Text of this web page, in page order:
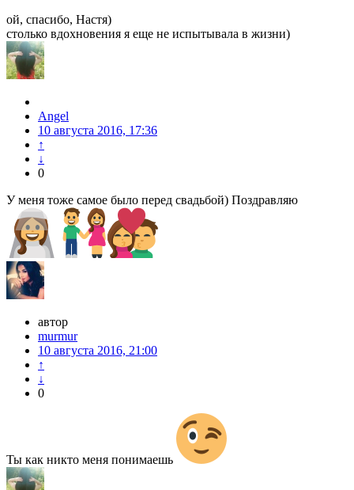
ой, спасибо, Настя)
столько вдохновения я еще не испытывала в жизни)
Angel
10 августа 2016, 17:36
↑
↓
0
У меня тоже самое было перед свадьбой) Поздравляю
автор
murmur
10 августа 2016, 21:00
↑
↓
0
Ты как никто меня понимаешь